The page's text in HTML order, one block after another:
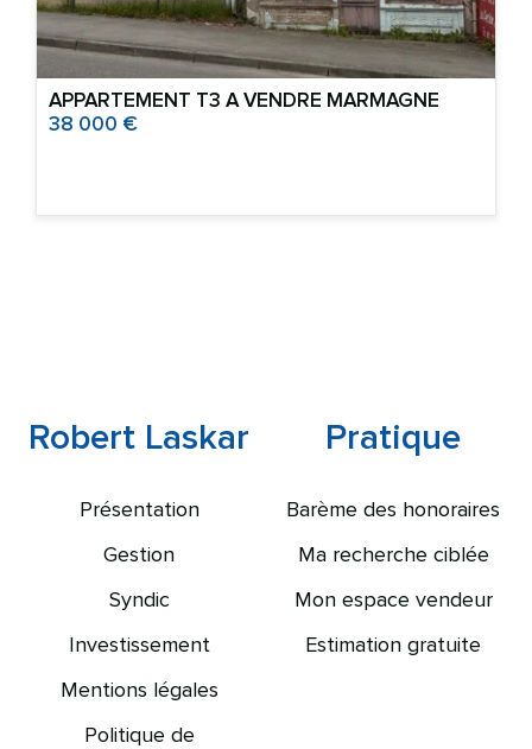
APPARTEMENT T3 A VENDRE MARMAGNE
38 000 €
Robert Laskar
Présentation
Gestion
Syndic
Investissement
Mentions légales
Politique de
Pratique
Barème des honoraires
Ma recherche ciblée
Mon espace vendeur
Estimation gratuite